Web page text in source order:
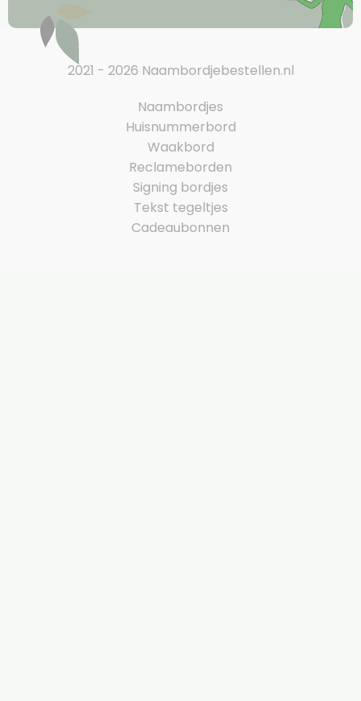
2021 - 2026 Naambordjebestellen.nl
Naambordjes
Huisnummerbord
Waakbord
Reclameborden
Signing bordjes
Tekst tegeltjes
Cadeaubonnen